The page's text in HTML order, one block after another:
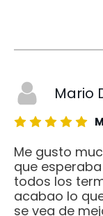
Mario
Me gusto
que
todos los
acabao lo
se vea de